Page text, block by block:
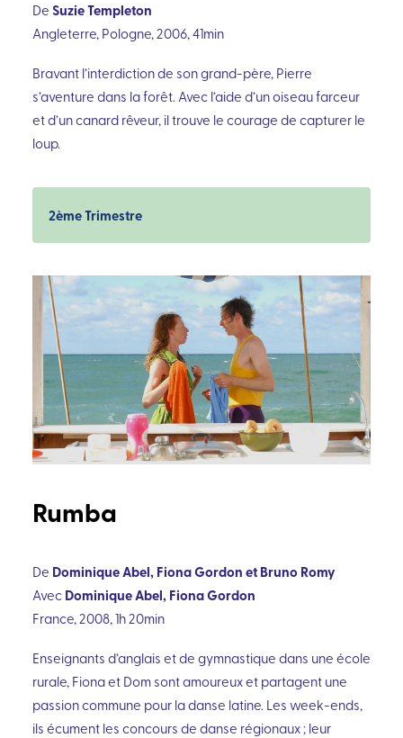
De Suzie Templeton
Angleterre, Pologne, 2006, 41min
Bravant l’interdiction de son grand-père, Pierre
s’aventure dans la forêt. Avec l’aide d’un oiseau farceur
et d’un canard rêveur, il trouve le courage de capturer le
loup.
2ème Trimestre
Rumba
De Dominique Abel, Fiona Gordon et Bruno Romy
Avec Dominique Abel, Fiona Gordon
France, 2008, 1h 20min
Enseignants d’anglais et de gymnastique dans une école
rurale, Fiona et Dom sont amoureux et partagent une
passion commune pour la danse latine. Les week-ends,
ils écument les concours de danse régionaux ; leur